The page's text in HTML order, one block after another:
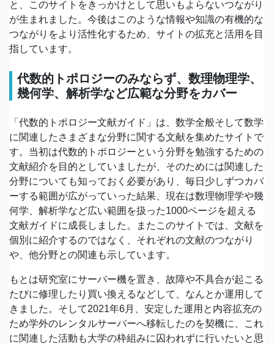
と、このサイトをきっかけとして思いもよらないつながり
が生まれました。今後はこのような情報や知識の有機的な
つながりをより活性化するため、サイトの拡充と活用を目
指しています。
代数的トポロジーのみならず、数理物理学、
幾何学、解析学など広範な分野をカバー
「代数的トポロジー文献ガイド」は、数学全般そして数学
に関連したさまざまな分野に関する文献を集めたサイトで
す。当初は代数的トポロジーという分野を勉強するための
文献紹介を目的としていましたが、そのためには関連した
分野についても知っておく必要があり、毎日少しずつカバ
ーする範囲が広がっていった結果、現在は数理物理学や幾
何学、解析学など広い範囲を扱った1000ページを超える
文献ガイドに成長しました。またこのサイトでは、文献を
個別に紹介するのではなく、それぞれの文献のつながり
や、他分野との関連も示しています。
もとは研究室にサーバー機を置き、故障や不具合が起こる
たびに修理したり買い換えるなどして、なんとか運用して
きました。そして2021年6月、安定した運用と内容拡充の
ため学外のレンタルサーバーへ移転したのを契機に、これ
に関連した活動も大学の枠組みに囚われずに行いたいと思